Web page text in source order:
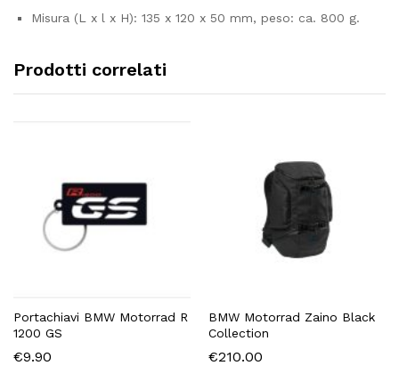
Misura (L x l x H): 135 x 120 x 50 mm, peso: ca. 800 g.
Prodotti correlati
Portachiavi BMW Motorrad R
1200 GS
€9.90
BMW Motorrad Zaino Black
Collection
€210.00